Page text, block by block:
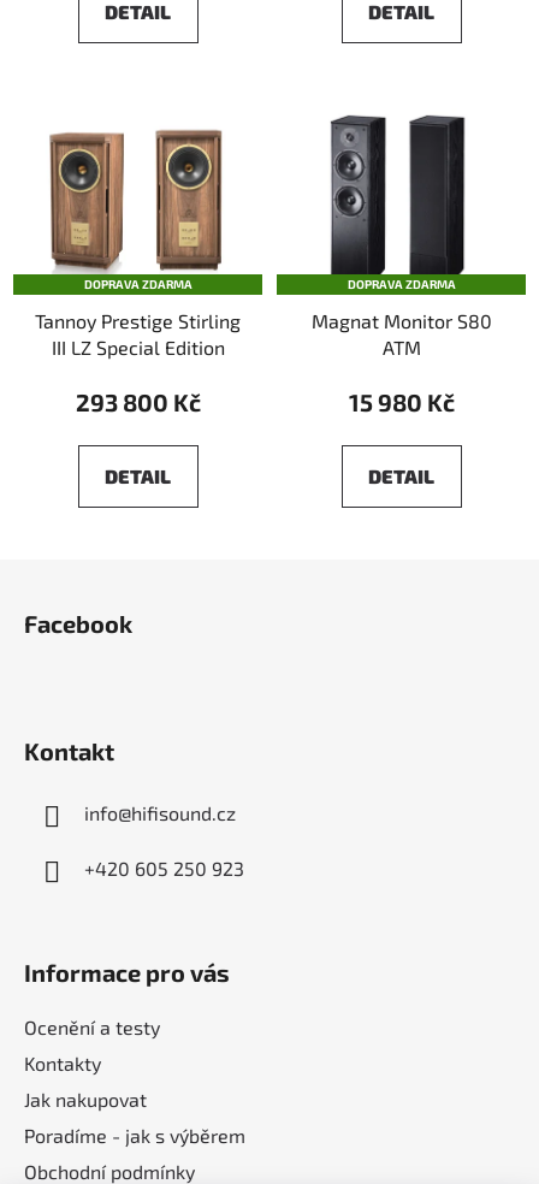
DETAIL DETAIL
DOPRAVA ZDARMA
Tannoy Prestige Stirling
III LZ Special Edition
293 800 Kč
DETAIL
DOPRAVA ZDARMA
Magnat Monitor S80
ATM
15 980 Kč
DETAIL
Facebook
Kontakt
info@hifisound.cz
+420 605 250 923
Informace pro vás
Ocenění a testy
Kontakty
Jak nakupovat
Poradíme - jak s výběrem
Obchodní podmínky